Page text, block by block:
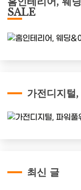
SALE
가전디지털
최신 글